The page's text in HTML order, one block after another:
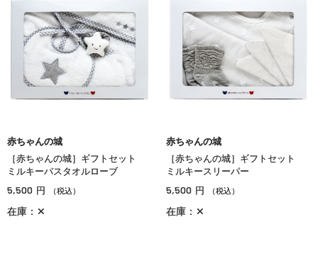
赤ちゃんの城
［赤ちゃんの城］ギフトセット
ミルキーバスタオルローブ
5,500 円 （税込）
在庫：✕
赤ちゃんの城
［赤ちゃんの城］ギフトセット
ミルキースリーパー
5,500 円 （税込）
在庫：✕